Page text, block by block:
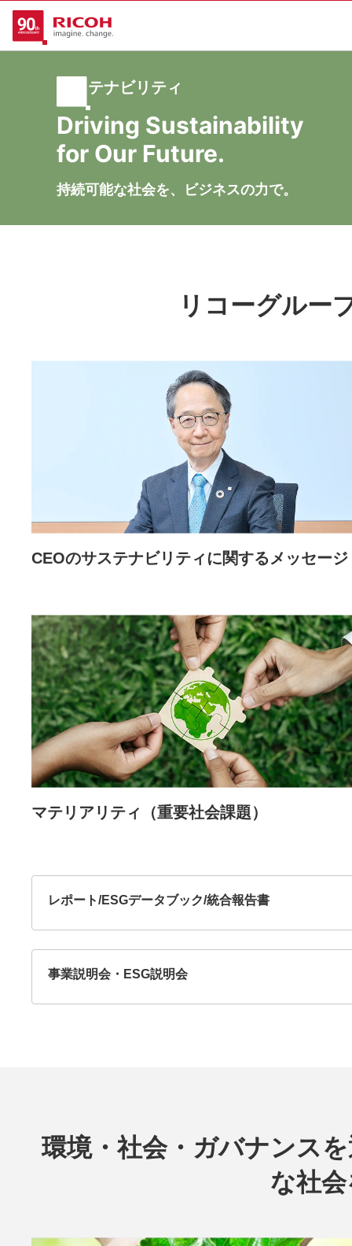
サステナビリティ
Driving Sustainability
for Our Future.
持続可能な社会を、ビジネスの力で。
リコーグルー
CEOのサステナビリティに関するメッセージ
マテリアリティ（重要社会課題）
レポート/ESGデータブック/統合報告書
事業説明会・ESG説明会
環境・社会・ガバナンス
な社